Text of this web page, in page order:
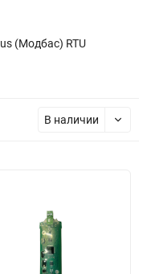
(Модбас) RTU
В наличии